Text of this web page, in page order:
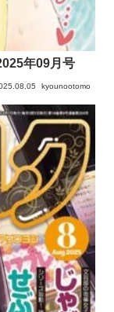
年09月号
kyounootomo